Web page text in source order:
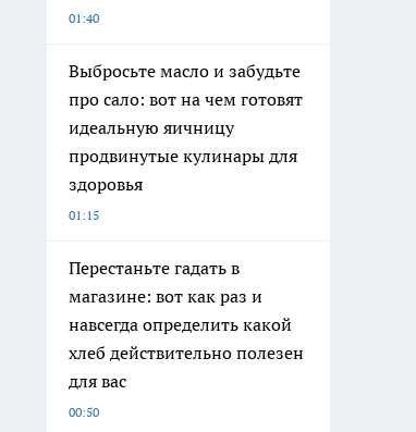
01:40
Выбросьте масло и забудьте
про сало: вот на чем готовят
идеальную яичницу
продвинутые кулинары для
здоровья
01:15
Перестаньте гадать в
магазине: вот как раз и
навсегда определить какой
хлеб действительно полезен
для вас
00:50